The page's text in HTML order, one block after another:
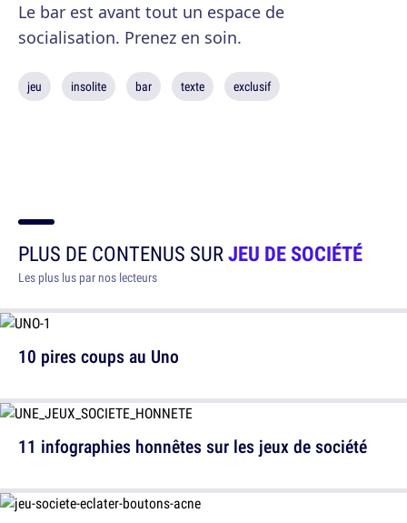
Le bar est avant tout un espace de
socialisation. Prenez en soin.
jeu insolite bar texte exclusif
PLUS DE CONTENUS SURJEU DE SOCIÉTÉ
Les plus lus par nos lecteurs
10 pires coups au Uno
11 infographies honnêtes sur les jeux de société